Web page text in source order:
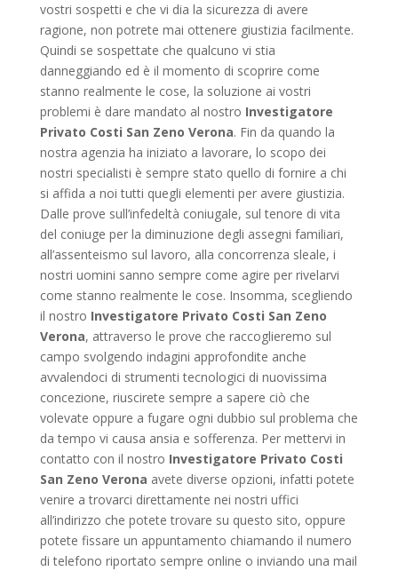
vostri sospetti e che vi dia la sicurezza di avere
ragione, non potrete mai ottenere giustizia facilmente.
Quindi se sospettate che qualcuno vi stia
danneggiando ed è il momento di scoprire come
stanno realmente le cose, la soluzione ai vostri
problemi è dare mandato al nostro Investigatore
Privato Costi San Zeno Verona. Fin da quando la
nostra agenzia ha iniziato a lavorare, lo scopo dei
nostri specialisti è sempre stato quello di fornire a chi
si affida a noi tutti quegli elementi per avere giustizia.
Dalle prove sull’infedeltà coniugale, sul tenore di vita
del coniuge per la diminuzione degli assegni familiari,
all’assenteismo sul lavoro, alla concorrenza sleale, i
nostri uomini sanno sempre come agire per rivelarvi
come stanno realmente le cose. Insomma, scegliendo
il nostro Investigatore Privato Costi San Zeno
Verona, attraverso le prove che raccoglieremo sul
campo svolgendo indagini approfondite anche
avvalendoci di strumenti tecnologici di nuovissima
concezione, riuscirete sempre a sapere ciò che
volevate oppure a fugare ogni dubbio sul problema che
da tempo vi causa ansia e sofferenza. Per mettervi in
contatto con il nostro Investigatore Privato Costi
San Zeno Verona avete diverse opzioni, infatti potete
venire a trovarci direttamente nei nostri uffici
all’indirizzo che potete trovare su questo sito, oppure
potete fissare un appuntamento chiamando il numero
di telefono riportato sempre online o inviando una mail